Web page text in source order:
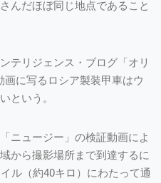
んだほぼ同じ地点であること
テリジェンス・ブログ「オリ
画に写るロシア製装甲車はウ
という。
ニュージー」の検証動画によ
から撮影場所まで到達するに
ル（約40キロ）にわたって通